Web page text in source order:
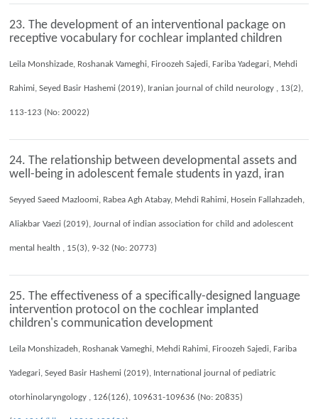
23. The development of an interventional package on
receptive vocabulary for cochlear implanted children
Leila Monshizade, Roshanak Vameghi, Firoozeh Sajedi, Fariba Yadegari, Mehdi
Rahimi, Seyed Basir Hashemi (2019), Iranian journal of child neurology , 13(2),
113-123 (No: 20022)
24. The relationship between developmental assets and
well-being in adolescent female students in yazd, iran
Seyyed Saeed Mazloomi, Rabea Agh Atabay, Mehdi Rahimi, Hosein Fallahzadeh,
Aliakbar Vaezi (2019), Journal of indian association for child and adolescent
mental health , 15(3), 9-32 (No: 20773)
25. The effectiveness of a specifically-designed language
intervention protocol on the cochlear implanted
children's communication development
Leila Monshizadeh, Roshanak Vameghi, Mehdi Rahimi, Firoozeh Sajedi, Fariba
Yadegari, Seyed Basir Hashemi (2019), International journal of pediatric
otorhinolaryngology , 126(126), 109631-109636 (No: 20835)